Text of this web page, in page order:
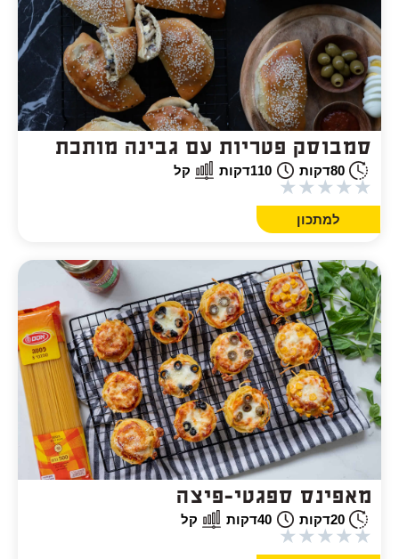
סמבוסק פטריות עם גבינה מותכת
80דקות 110דקות קל
★
★
★
★
★
למתכון
מאפינס ספגטי-פיצה
20דקות 40דקות קל
★
★
★
★
★